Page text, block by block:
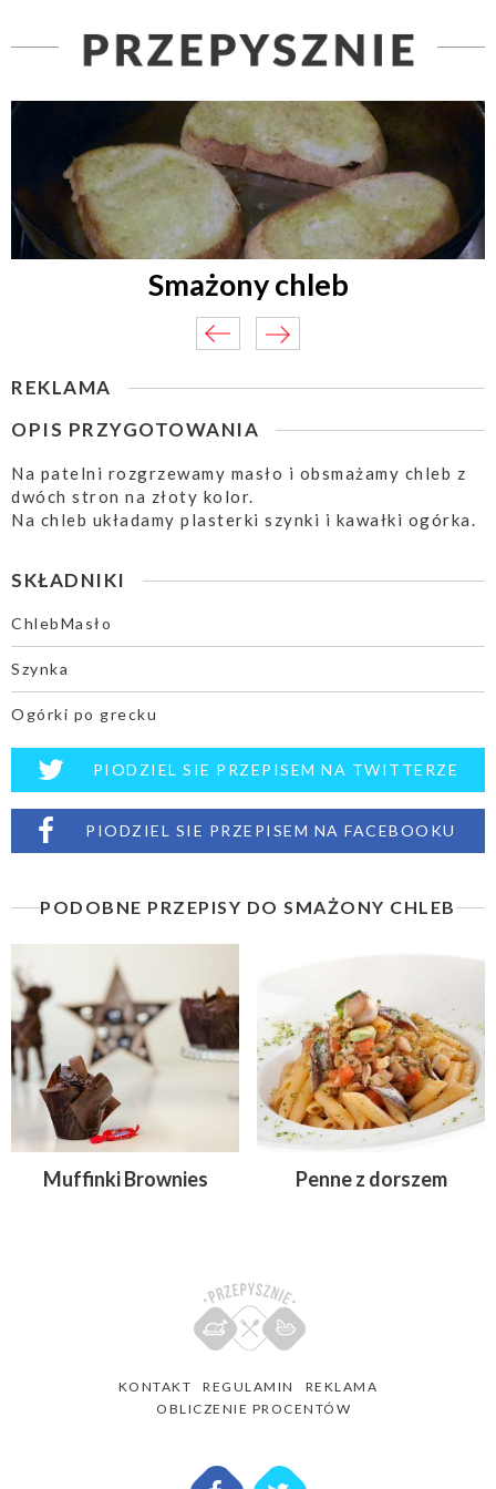
Smażony chleb
REKLAMA
OPIS PRZYGOTOWANIA
Na patelni rozgrzewamy masło i obsmażamy chleb z
dwóch stron na złoty kolor.
Na chleb układamy plasterki szynki i kawałki ogórka.
SKŁADNIKI
ChlebMasło
Szynka
Ogórki po grecku
PIODZIEL SIE PRZEPISEM NA TWITTERZE
PIODZIEL SIE PRZEPISEM NA FACEBOOKU
PODOBNE PRZEPISY DO SMAŻONY CHLEB
Muffinki Brownies Penne z dorszem
KONTAKT REGULAMIN
REKLAMA
OBLICZENIE PROCENTÓW